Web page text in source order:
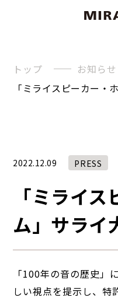
トップ
お知らせ
「ミライスピーカー・
2022.12.09 PRESS
「ミライ
ム」サライ
「100年の音の歴史」
しい視点を提示し、特